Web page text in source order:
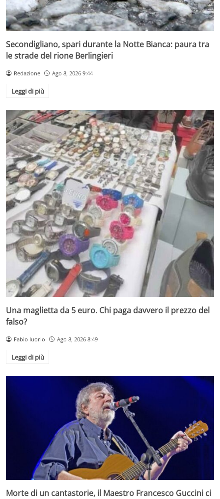
Secondigliano, spari durante la Notte Bianca: paura tra
le strade del rione Berlingieri
Redazione Ago 8, 2026 9:44
Leggi di più
Una maglietta da 5 euro. Chi paga davvero il prezzo del
falso?
Fabio Iuorio Ago 8, 2026 8:49
Leggi di più
Morte di un cantastorie, il Maestro Francesco Guccini ci